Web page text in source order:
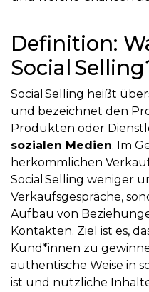
Definition:
Social
Social Selling heißt
und bezeichnet den
Produkten oder
sozialen Medien. Im
herkömmlichen
Social Selling weniger
Verkaufsgespräche,
Aufbau von
Kontakten. Ziel ist es,
Kund*innen zu
authentische Weise in
ist und nützliche